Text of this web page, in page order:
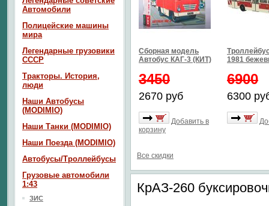
Сборная модель
Автобус КАГ-3 (КИТ)
3450
2670 руб
Добавить в
корзину
1981
6900
6300
Все скидки
КрАЗ-260
Автомобили
Полицейские машины
мира
Легендарные грузовики
СССР
Тракторы. История,
люди
Наши Автобусы
(MODIMIO)
Наши Танки (MODIMIO)
Наши Поезда (MODIMIO)
Автобусы/Троллейбусы
Грузовые автомобили
1:43
ЗИС